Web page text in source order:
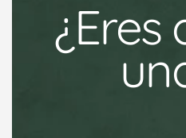
¿Eres